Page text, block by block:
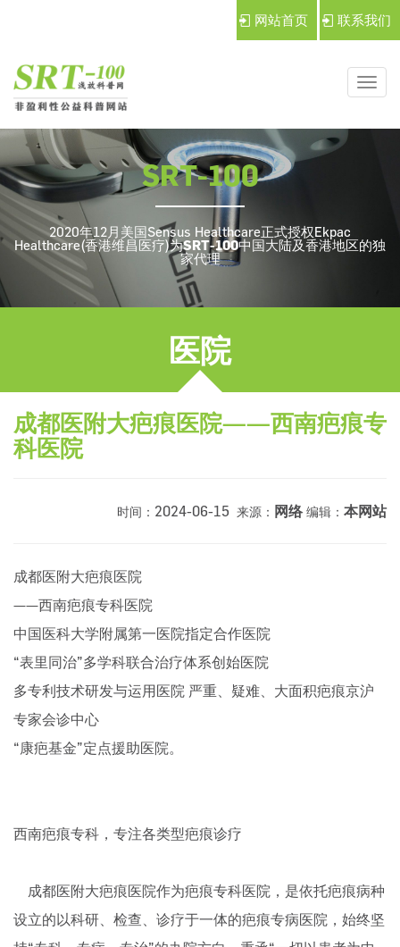
网站首页 联系我们
导
SRT-100
2020年12月美国Sensus Healthcare正式授权Ekpac
Healthcare(香港维昌医疗)为SRT-100中国大陆及香港地区的独
家代理
医院
成都医附大疤痕医院——西南疤痕专
科医院
时间： 2024-06-15 来源： 网络 编辑： 本网站
成都医附大疤痕医院
——西南疤痕专科医院
中国医科大学附属第一医院指定合作医院
“表里同治”多学科联合治疗体系创始医院
多专利技术研发与运用医院 严重、疑难、大面积疤痕京沪
专家会诊中心
“康疤基金”定点援助医院。
西南疤痕专科，专注各类型疤痕诊疗
成都医附大疤痕医院作为疤痕专科医院，是依托疤痕病种
设立的以科研、检查、诊疗于一体的疤痕专病医院，始终坚